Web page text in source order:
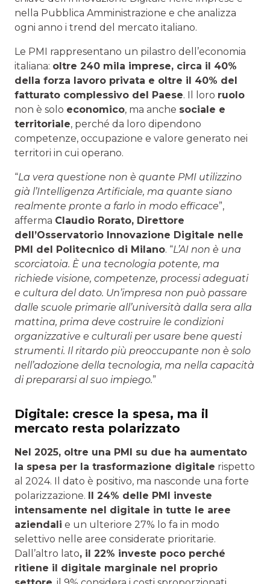
nella Pubblica Amministrazione e che analizza
ogni anno i trend del mercato italiano.
Le PMI rappresentano un pilastro dell’economia
italiana: oltre 240 mila imprese, circa il 40%
della forza lavoro privata e oltre il 40% del
fatturato complessivo del Paese. Il loro ruolo
non è solo economico, ma anche sociale e
territoriale, perché da loro dipendono
competenze, occupazione e valore generato nei
territori in cui operano.
“La vera questione non è quante PMI utilizzino
già l’Intelligenza Artificiale, ma quante siano
realmente pronte a farlo in modo efficace”,
afferma Claudio Rorato, Direttore
dell’Osservatorio Innovazione Digitale nelle
PMI del Politecnico di Milano. “L’AI non è una
scorciatoia. È una tecnologia potente, ma
richiede visione, competenze, processi adeguati
e cultura del dato. Un’impresa non può passare
dalle scuole primarie all’università dalla sera alla
mattina, prima deve costruire le condizioni
organizzative e culturali per usare bene questi
strumenti. Il ritardo più preoccupante non è solo
nell’adozione della tecnologia, ma nella capacità
di prepararsi al suo impiego.”
Digitale: cresce la spesa, ma il
mercato resta polarizzato
Nel 2025, oltre una PMI su due ha aumentato
la spesa per la trasformazione digitale rispetto
al 2024. Il dato è positivo, ma nasconde una forte
polarizzazione.
Il 24% delle PMI investe
intensamente nel digitale in tutte le aree
aziendali e un ulteriore 27% lo fa in modo
selettivo nelle aree considerate prioritarie.
Dall’altro lato, il 22% investe poco perché
ritiene il digitale marginale nel proprio